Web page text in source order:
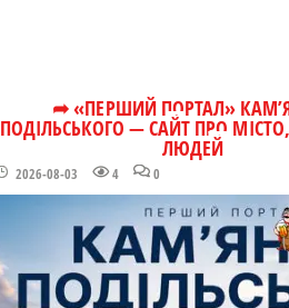
➦ «ПЕРШИЙ ПОРТАЛ»
ПОДІЛЬСЬКОГО — САЙТ ПРО
ЛЮДЕЙ
2026-08-03 4 0